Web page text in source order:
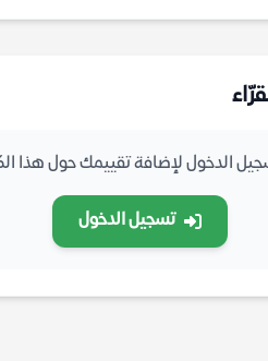
الدخول لإضافة تقييمك حول هذا
تسجيل الدخول